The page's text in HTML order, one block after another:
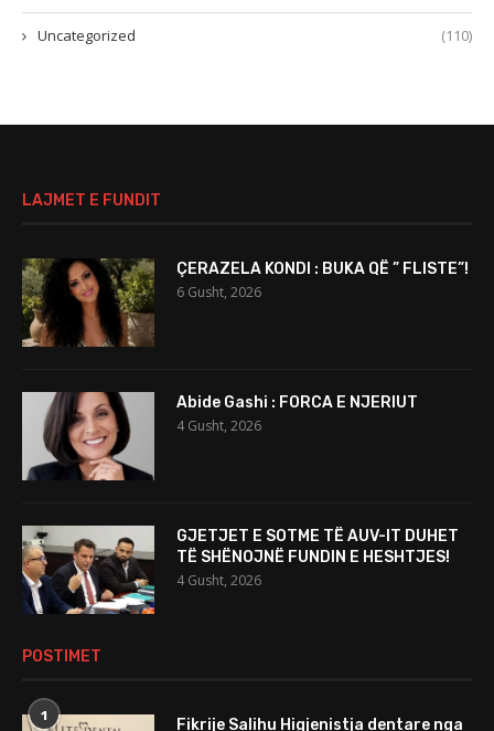
Uncategorized (110)
LAJMET E FUNDIT
ÇERAZELA KONDI : BUKA QË ” FLISTE”!
6 Gusht, 2026
Abide Gashi : FORCA E NJERIUT
4 Gusht, 2026
GJETJET E SOTME TË AUV-IT DUHET
TË SHËNOJNË FUNDIN E HESHTJES!
4 Gusht, 2026
POSTIMET
1
Fikrije Salihu Higjenistja dentare nga